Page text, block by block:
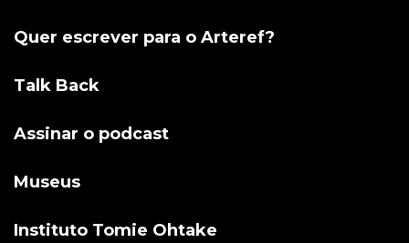
Quer escrever para o Arteref?
Talk Back
Assinar o podcast
Museus
Instituto Tomie Ohtake